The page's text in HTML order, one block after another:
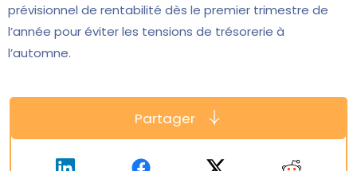
prévisionnel de rentabilité dès le premier trimestre de
l’année pour éviter les tensions de trésorerie à
l’automne.
Partager